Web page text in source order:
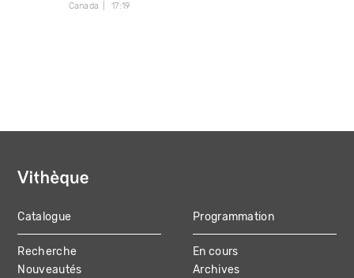
Canada
17:19
MAIN
NAVIGATION
Catalogue
Recherche
Nouveautés
Programmation
En cours
Archives